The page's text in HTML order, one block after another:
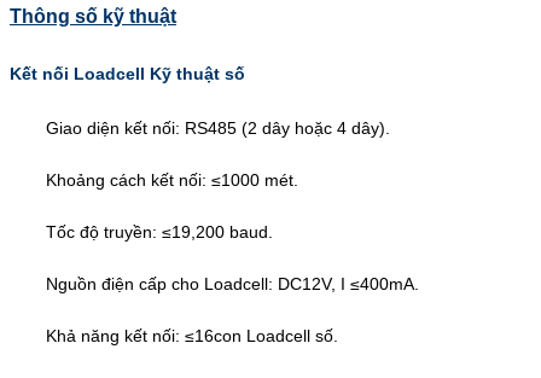
Thông số kỹ thuật
Kết nối Loadcell Kỹ thuật số
Giao diện kết nối: RS485 (2 dây hoặc 4 dây).
Khoảng cách kết nối: ≤1000 mét.
Tốc độ truyền: ≤19,200 baud.
Nguồn điện cấp cho Loadcell: DC12V, I ≤400mA.
Khả năng kết nối: ≤16con Loadcell số.